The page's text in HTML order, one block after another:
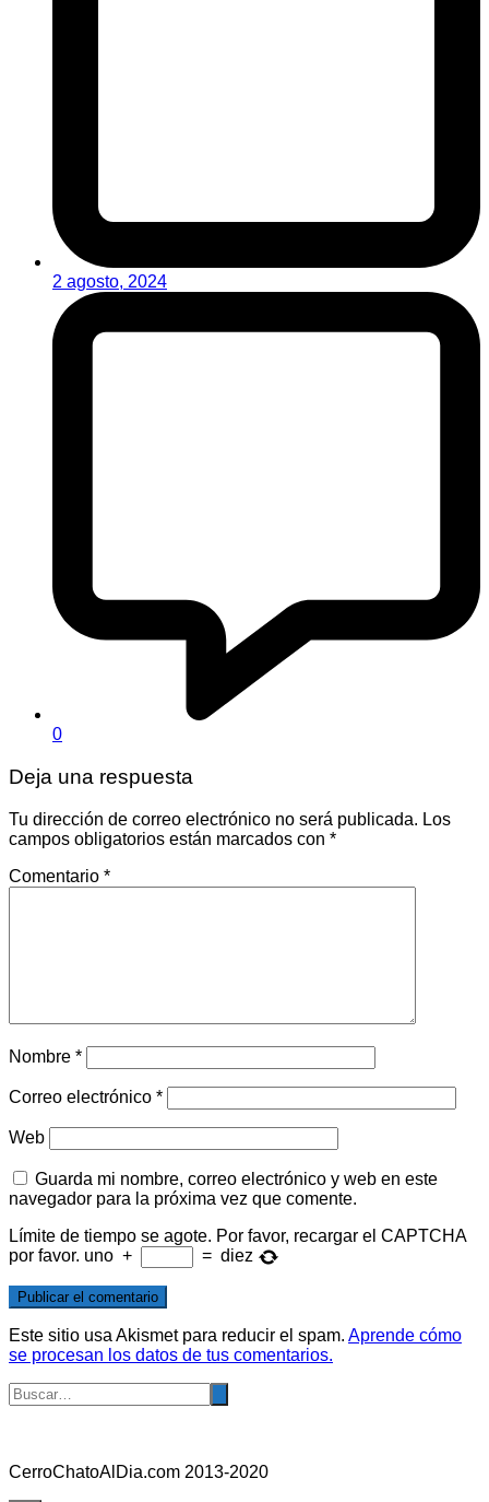
2 agosto, 2024
0
Deja una respuesta
Tu dirección de correo electrónico no será publicada. Los
campos obligatorios están marcados con *
Comentario *
Nombre *
Correo electrónico *
Web
Guarda mi nombre, correo electrónico y web en este
navegador para la próxima vez que comente.
Límite de tiempo se agote. Por favor, recargar el CAPTCHA
por favor. uno + = diez
Este sitio usa Akismet para reducir el spam. Aprende cómo
se procesan los datos de tus comentarios.
CerroChatoAlDia.com 2013-2020